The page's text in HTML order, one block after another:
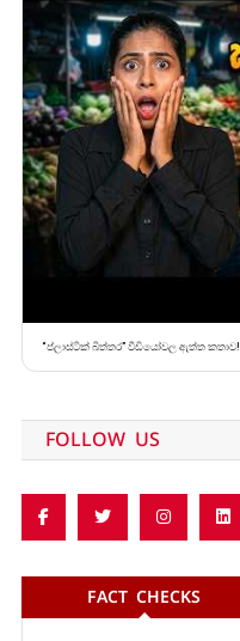
“ප්ලාස්ටික් බිත්තර” වීඩියෝවල ඇත්ත කතාව!
FOLLOW US
FACT CHECKS